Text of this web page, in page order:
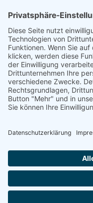
Cookie-
Mindset
Selbstliebe